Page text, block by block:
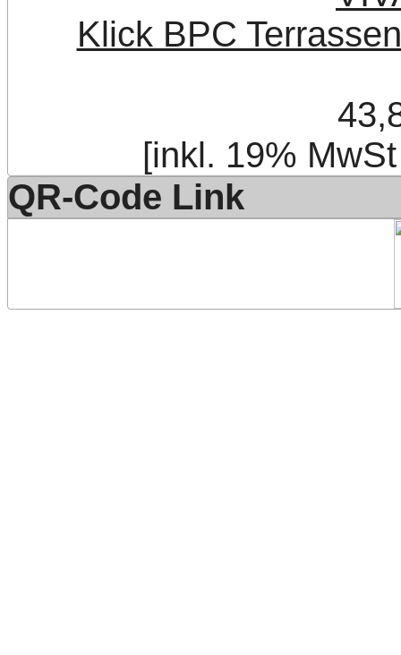
Klick BPC
[inkl. 19%
QR-Code Link